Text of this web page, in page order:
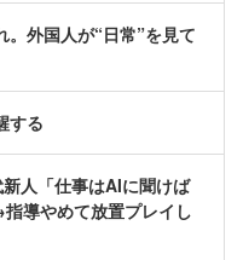
。外国人が“日常”を見て
する
人「仕事はAIに聞けば
導やめて放置プレイし